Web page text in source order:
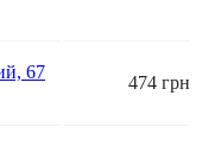
67
474 грн